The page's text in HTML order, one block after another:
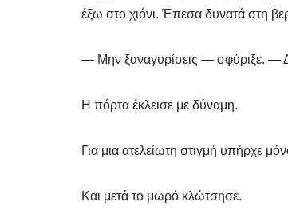
έξω στο χιόνι. Έπεσα δυνατά στη
— Μην ξαναγυρίσεις — σφύριξε. —
Η πόρτα έκλεισε με δύναμη.
Για μια ατελείωτη στιγμή υπήρχε
Και μετά το μωρό κλώτσησε.